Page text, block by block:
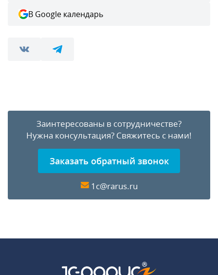
В Google календарь
Заинтересованы в сотрудничестве?
Нужна консультация? Свяжитесь с нами!
Заказать обратный звонок
1c@rarus.ru